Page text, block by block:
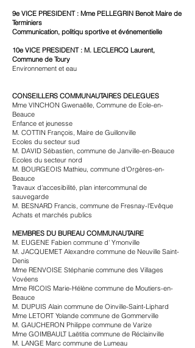
9e VICE PRESIDENT : Mme PELLEGRIN Benoit Maire de
Terminiers
Communication, politiqu sportive et événementielle
10e VICE PRESIDENT : M. LECLERCQ Laurent,
Commune de Toury
Environnement et eau
CONSEILLERS COMMUNAUTAIRES DELEGUES
Mme VINCHON Gwenaëlle, Commune de Eole-en-
Beauce
Enfance et jeunesse
M. COTTIN François, Maire de Guillonville
Ecoles du secteur sud
M. DAVID Sébastien, commune de Janville-en-Beauce
Ecoles du secteur nord
M. BOURGEOIS Mathieu, commune d'Orgères-en-
Beauce
Travaux d'accesibilité, plan intercommunal de
sauvegarde
M. BESNARD Francis, commune de Fresnay-l'Evêque
Achats et marchés publics
MEMBRES DU BUREAU COMMUNAUTAIRE
M. EUGENE Fabien commune d' Ymonville
M. JACQUEMET Alexandre commune de Neuville Saint-
Denis
Mme RENVOISE Stéphanie commune des Villages
Vovéens
Mme RICOIS Marie-Hélène commune de Moutiers-en-
Beauce
M. DUPUIS Alain commune de Oinville-Saint-Liphard
Mme LETORT Yolande commune de Gommerville
M. GAUCHERON Philippe commune de Varize
Mme GOIMBAULT Laëtitia commune de Réclainville
M. LANGE Marc commune de Lumeau